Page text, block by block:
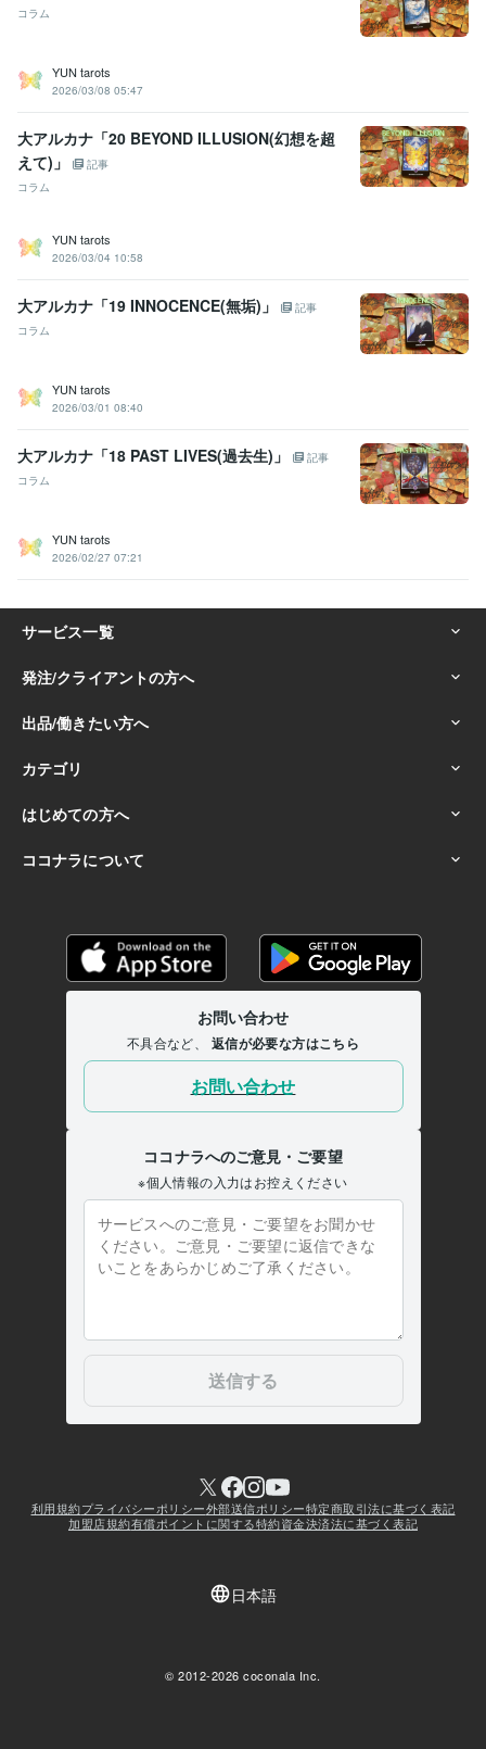
コラム
YUN tarots
2026/03/08 05:47
大アルカナ「20 BEYOND ILLUSION(幻想を超
えて)」
記事
コラム
YUN tarots
2026/03/04 10:58
大アルカナ「19 INNOCENCE(無垢)」
記事
コラム
YUN tarots
2026/03/01 08:40
大アルカナ「18 PAST LIVES(過去生)」
記事
コラム
YUN tarots
2026/02/27 07:21